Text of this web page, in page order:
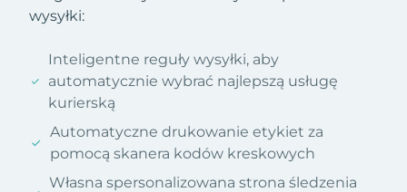
wysyłki:
Inteligentne reguły wysyłki, aby
automatycznie wybrać najlepszą usługę
kurierską
Automatyczne drukowanie etykiet za
pomocą skanera kodów kreskowych
Własna spersonalizowana strona śledzenia